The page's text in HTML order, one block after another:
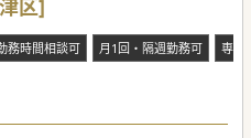
区]
務時間相談可 月1回・隔週勤務可 専門